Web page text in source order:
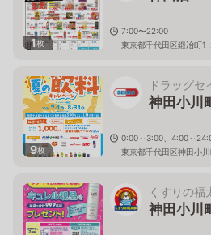
1枚
7:00〜22:00
東京都千代田区鍛冶町
9枚
ドラッグセ
神田小川
0:00～3:00、4:00～
東京都千代田区神田小
くすりの福
神田小川